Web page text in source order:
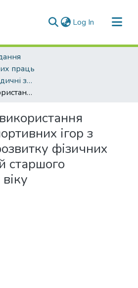
Log In (current)
праць
"Теоретико-методичні засади спортивних та рекреаційних ігор"
Можливості використання елементів спортивних ігор з м'ячем для розвитку фізичних якостей дітей старшого дошкільного віку
ігор з
фізичних
старшого